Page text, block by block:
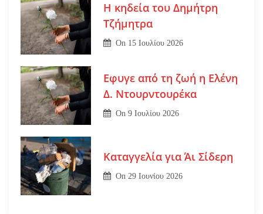
Η κηδεία του Δημήτρη
Τζήμητρα
On 15 Ιουλίου 2026
Εφυγε από τη ζωή η Ελένη
Δ. Ντουρντουρέκα
On9 Ιουλίου 2026
Καταγγελία για Άι Σίδερη
On 29 Ιουνίου 2026